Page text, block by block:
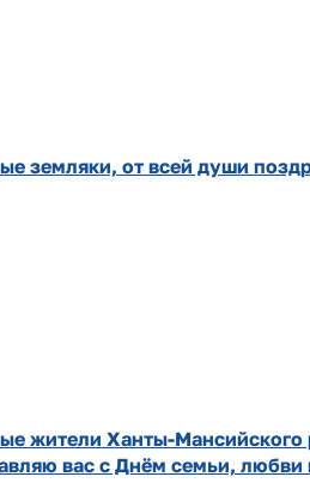
земляки, от всей души
жители Ханты-Мансийского
вас с Днём семьи, любви